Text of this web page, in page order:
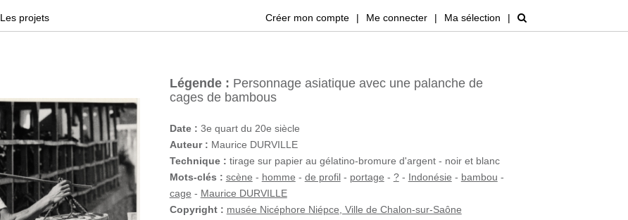
Les projets Créer mon compte | Me connecter | Ma sélection |
Légende : Personnage asiatique avec une palanche de
cages de bambous
Date : 3e quart du 20e siècle
Auteur : Maurice DURVILLE
Technique : tirage sur papier au gélatino-bromure d'argent - noir et blanc
Mots-clés : scène - homme - de profil- portage - ?- Indonésie - bambou -
cage - Maurice DURVILLE
Copyright : musée Nicéphore Niépce, Ville de Chalon-sur-Saône